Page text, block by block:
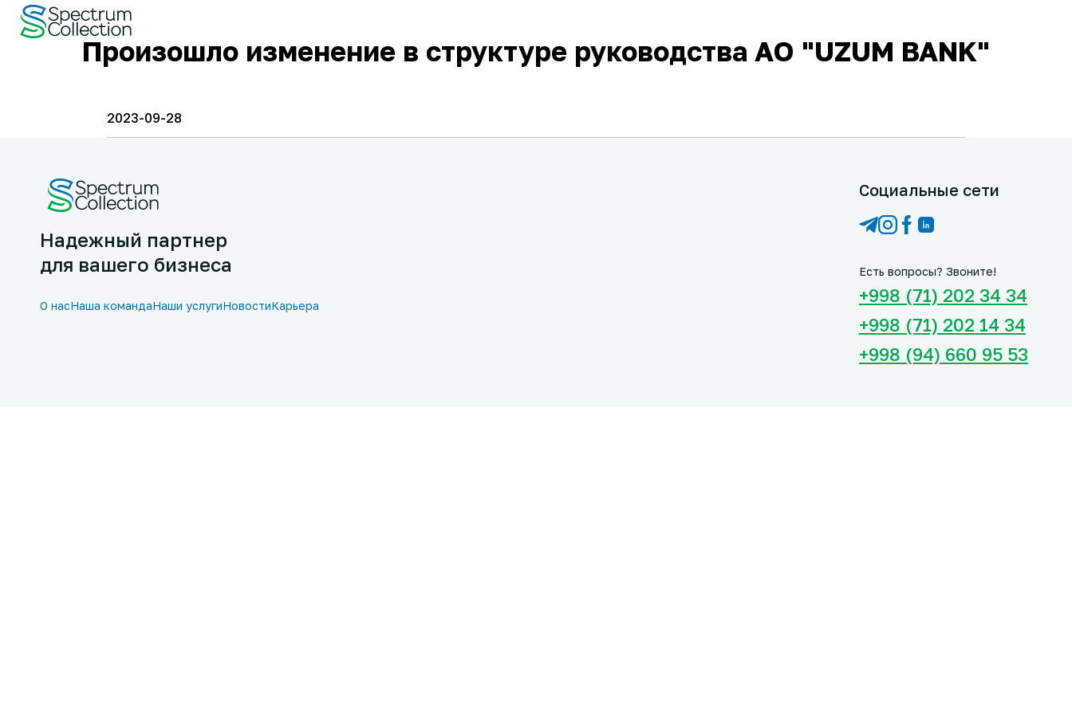
Произошло изменение в структуре руководства АО "UZUM BANK"
2023-09-28
Надежный партнер
для вашего бизнеса
О насНаша командаНаши услугиНовостиКарьера
Социальные сети
Есть вопросы? Звоните!
+998 (71) 202 34 34
+998 (71) 202 14 34
+998 (94) 660 95 53